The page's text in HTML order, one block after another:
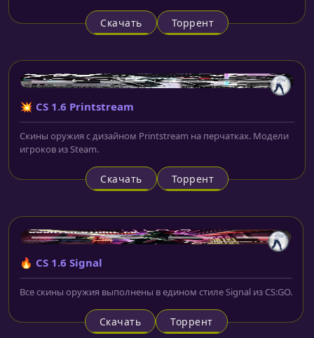
Скачать Торрент
💥 CS 1.6 Printstream
Скины оружия с дизайном Printstream на перчатках. Модели
игроков из Steam.
Скачать Торрент
🔥 CS 1.6 Signal
Все скины оружия выполнены в едином стиле Signal из CS:GO.
Скачать Торрент